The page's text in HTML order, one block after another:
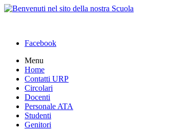
Facebook
Menu
Home
Contatti URP
Circolari
Docenti
Personale ATA
Studenti
Genitori